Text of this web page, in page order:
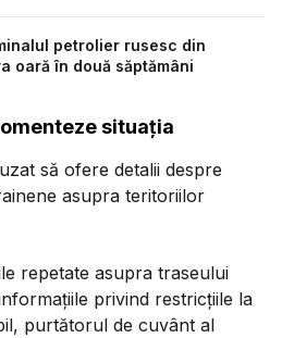
petrolier rusesc din
oară în două săptămâni
situația
să ofere detalii despre
asupra teritoriilor
repetate asupra traseului
privind restricțiile la
purtătorul de cuvânt al